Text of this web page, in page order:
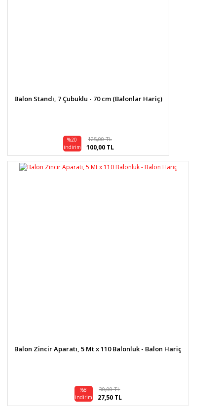
Balon Standı, 7 Çubuklu - 70 cm (Balonlar Hariç)
%20
indirim
125,00 TL
100,00 TL
Balon Zincir Aparatı, 5 Mt x 110 Balonluk - Balon Hariç
%8
indirim
30,00 TL
27,50 TL